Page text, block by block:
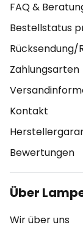
FAQ &
Bestellstatus
Rücksendung/
Zahlungsarten
Kontakt
Bewertungen
Über
Wir über uns